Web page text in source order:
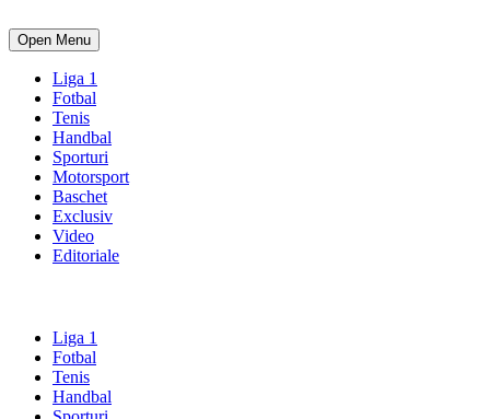
Open Menu
Liga 1
Fotbal
Tenis
Handbal
Sporturi
Motorsport
Baschet
Exclusiv
Video
Editoriale
Liga 1
Fotbal
Tenis
Handbal